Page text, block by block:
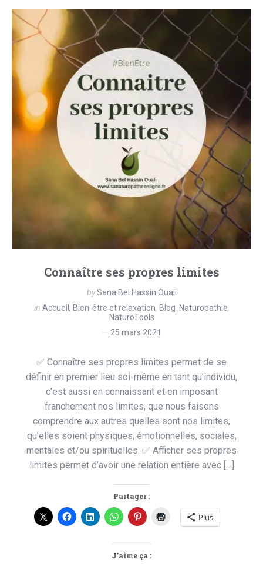
Connaître ses propres limites
bySana Bel Hassin Ouali
in Accueil , Bien-être et relaxation, Blog, Naturopathie,
NaturoTools
25 mars 2021
✅ Connaître ses propres limites permet de se
définir en premier lieu soi-même en tant qu’individu,
c’est aussi en connaissant et en imposant
franchement nos limites, que nous faisons
comprendre aux autres quelles sont nos limites,
qu’elles soient physiques, émotionnelles, sociales,
mentales et/ou spirituelles. ✅ Afficher ses propres
limites permet d’avoir une relation entière avec […]
Partager :
Plus
J’aime ça :